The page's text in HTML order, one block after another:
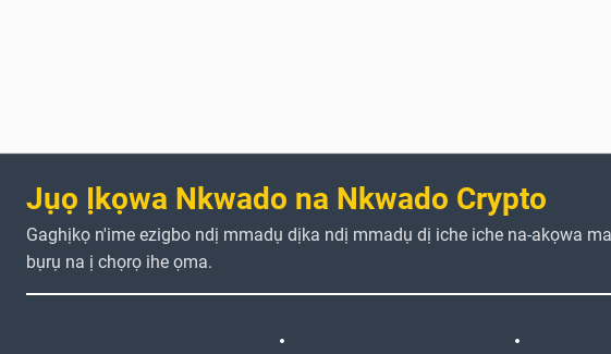
Jụọ Ịkọwa Nkwado na Nkwado Crypto
Gaghịkọ n'ime ezigbo ndị mmadụ dịka ndị mmadụ dị iche iche na-akọwa
bụrụ na ị chọrọ ihe ọma.